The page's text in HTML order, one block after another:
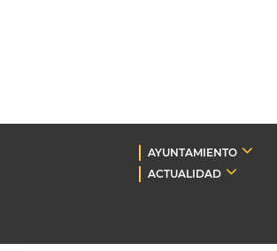
AYUNTAMIENTO
ACTUALIDAD